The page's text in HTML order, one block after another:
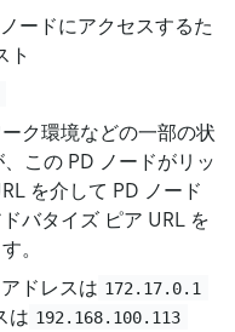
ードにアクセスするた
ト
ク環境などの一部の状
この PD ノードがリッ
を介して PD ノード
バタイズ ピア URL を
。
ドレスは 172.17.0.1
は 192.168.100.113